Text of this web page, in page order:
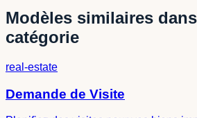
Modèles similaires
catégorie
real-estate
Demande de Visite